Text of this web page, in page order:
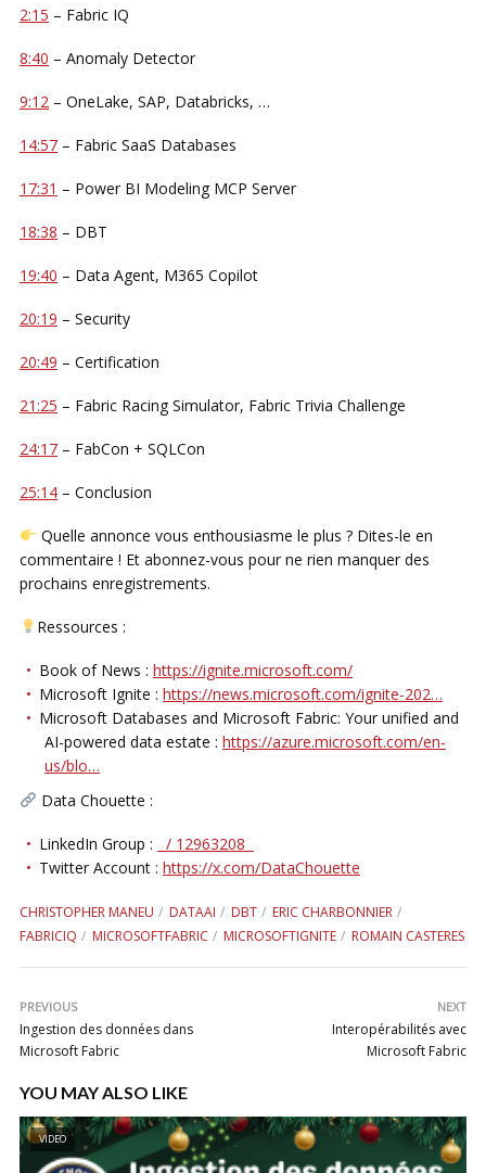
2:15 – Fabric IQ
8:40 – Anomaly Detector
9:12 – OneLake, SAP, Databricks, …
14:57 – Fabric SaaS Databases
17:31 – Power BI Modeling MCP Server
18:38 – DBT
19:40 – Data Agent, M365 Copilot
20:19 – Security
20:49 – Certification
21:25 – Fabric Racing Simulator, Fabric Trivia Challenge
24:17 – FabCon + SQLCon
25:14 – Conclusion
Quelle annonce vous enthousiasme le plus ? Dites-le en
commentaire ! Et abonnez-vous pour ne rien manquer des
prochains enregistrements.
Ressources :
Book of News : https://ignite.microsoft.com/
Microsoft Ignite : https://news.microsoft.com/ignite-202…
Microsoft Databases and Microsoft Fabric: Your unified and
AI-powered data estate : https://azure.microsoft.com/en-
us/blo…
Data Chouette :
LinkedIn Group :
/ 12963208
Twitter Account : https://x.com/DataChouette
CHRISTOPHER MANEU DATAAI DBT
ERIC CHARBONNIER
FABRICIQ
MICROSOFTFABRIC MICROSOFTIGNITE ROMAIN CASTERES
PREVIOUS
Ingestion des données dans
Microsoft Fabric
NEXT
Interopérabilités avec
Microsoft Fabric
YOU MAY ALSO LIKE
VIDEO